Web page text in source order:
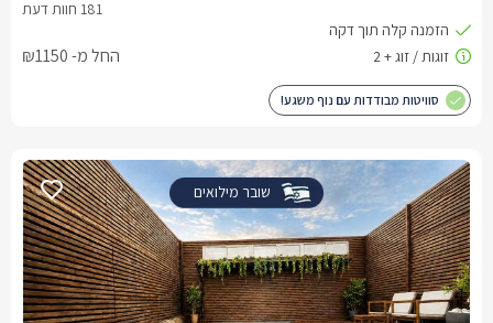
החל מ- ₪1150
סוויטות מבודדות עם נוף משגע!
שובר מילואים